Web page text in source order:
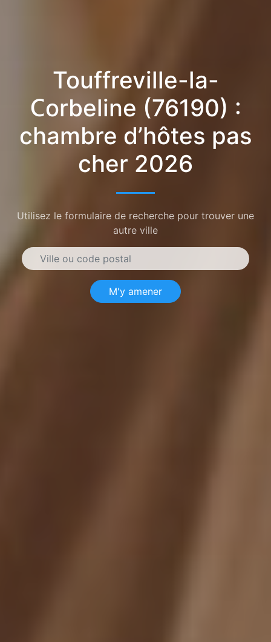
Touffreville-la-
Corbeline (76190) :
chambre d’hôtes pas
cher 2026
Utilisez le formulaire de recherche pour trouver une
autre ville
M'y amener